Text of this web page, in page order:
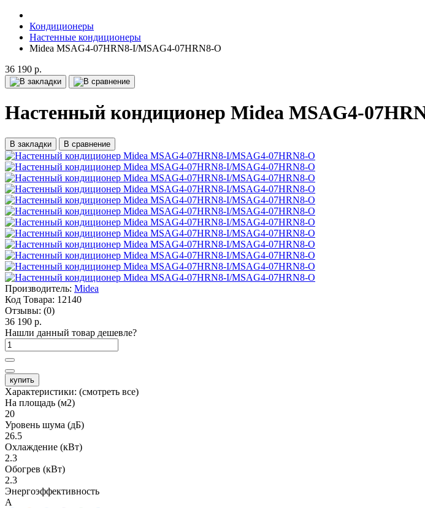
Кондиционеры
Настенные кондиционеры
Midea MSAG4-07HRN8-I/MSAG4-07HRN8-O
36 190 р.
Настенный кондиционер Midea MSAG4-
В закладки В сравнение
Производитель: Midea
Код Товара: 12140
Отзывы: (0)
36 190 р.
Нашли данный товар дешевле?
купить
Характеристики: (смотреть все)
На площадь (м2)
20
Уровень шума (дБ)
26.5
Охлаждение (кВт)
2.3
Обогрев (кВт)
2.3
Энергоэффективность
A